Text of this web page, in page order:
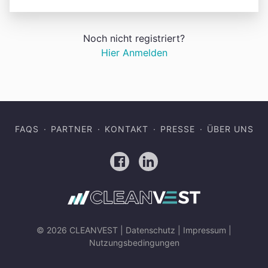
Noch nicht registriert?
Hier Anmelden
FAQS PARTNER KONTAKT PRESSE ÜBER UNS
FacebookLinkedIn
© 2026 CLEANVEST | Datenschutz Impressum
Nutzungsbedingungen